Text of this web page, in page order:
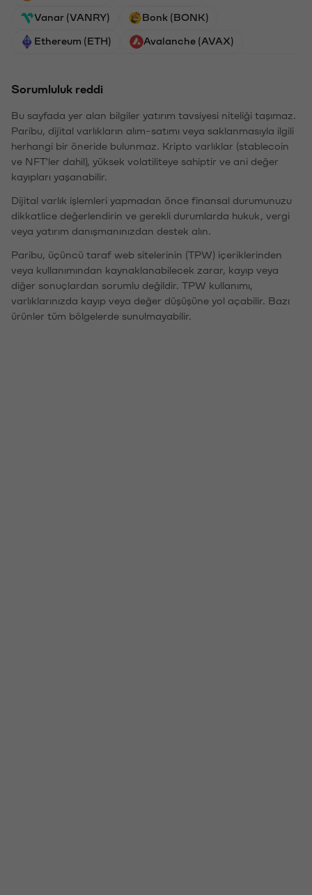
Vanar (VANRY) Bonk (BONK)
Ethereum (ETH) Avalanche (AVAX)
Sorumluluk reddi
Bu sayfada yer alan bilgiler yatırım tavsiyesi niteliği taşımaz.
Paribu, dijital varlıkların alım-satımı veya saklanmasıyla ilgili
herhangi bir öneride bulunmaz. Kripto varlıklar (stablecoin
ve NFT'ler dahil), yüksek volatiliteye sahiptir ve ani değer
kayıpları yaşanabilir.
Dijital varlık işlemleri yapmadan önce finansal durumunuzu
dikkatlice değerlendirin ve gerekli durumlarda hukuk, vergi
veya yatırım danışmanınızdan destek alın.
Paribu, üçüncü taraf web sitelerinin (TPW) içeriklerinden
veya kullanımından kaynaklanabilecek zarar, kayıp veya
diğer sonuçlardan sorumlu değildir. TPW kullanımı,
varlıklarınızda kayıp veya değer düşüşüne yol açabilir. Bazı
ürünler tüm bölgelerde sunulmayabilir.